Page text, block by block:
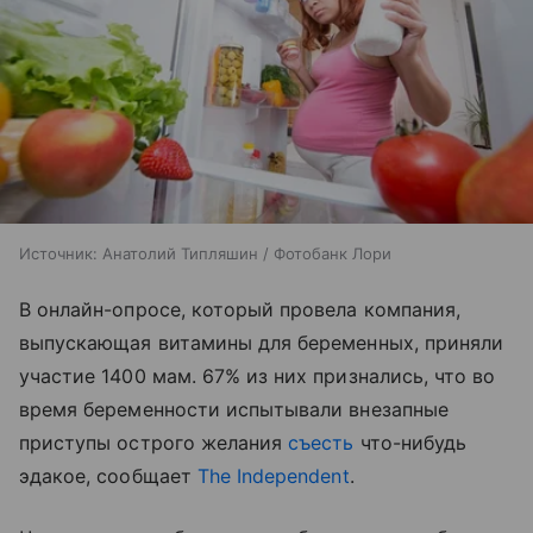
Источник: Анатолий Типляшин / Фотобанк Лори
В онлайн-опросе, который провела компания,
выпускающая витамины для беременных, приняли
участие 1400 мам. 67% из них признались, что во
время беременности испытывали внезапные
приступы острого желания съесть что-нибудь
эдакое, сообщает The Independent.